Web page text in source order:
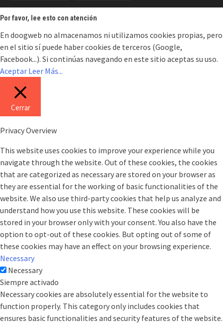
Por favor, lee esto con atención
En doogweb no almacenamos ni utilizamos cookies propias, pero
en el sitio sí puede haber cookies de terceros (Google,
Facebook...). Si continúas navegando en este sitio aceptas su uso.
Aceptar Leer Más...
Cerrar
Privacy Overview
This website uses cookies to improve your experience while you
navigate through the website. Out of these cookies, the cookies
that are categorized as necessary are stored on your browser as
they are essential for the working of basic functionalities of the
website. We also use third-party cookies that help us analyze and
understand how you use this website. These cookies will be
stored in your browser only with your consent. You also have the
option to opt-out of these cookies. But opting out of some of
these cookies may have an effect on your browsing experience.
Necessary
Necessary
Siempre activado
Necessary cookies are absolutely essential for the website to
function properly. This category only includes cookies that
ensures basic functionalities and security features of the website.